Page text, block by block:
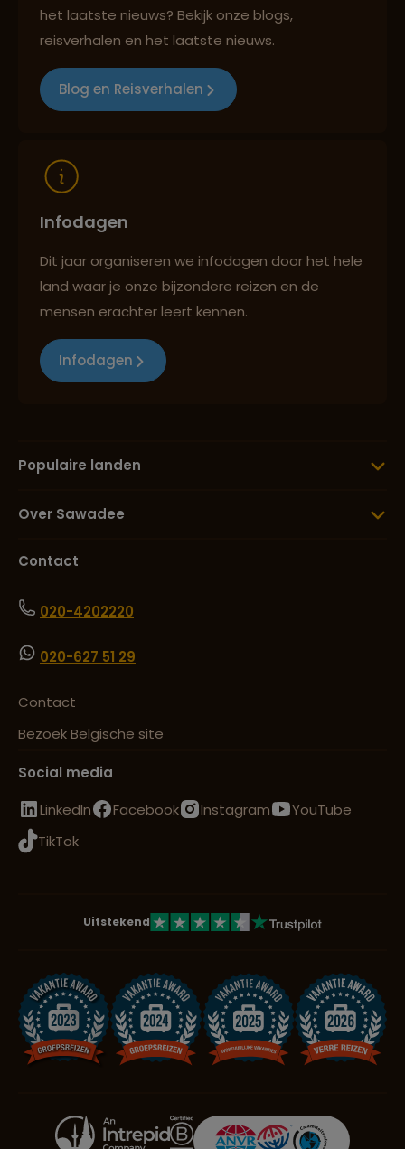
Best beoordeelde reisroutes
het laatste nieuws? Bekijk onze blogs,
reisverhalen en het laatste nieuws.
Blog en Reisverhalen
Infodagen
Dit jaar organiseren we infodagen door het hele
land waar je onze bijzondere reizen en de
mensen erachter leert kennen.
Infodagen
Populaire landen
Over Sawadee
Contact
020-4202220
020-627 51 29
Contact
Bezoek Belgische site
Social media
LinkedIn
Facebook Instagram
YouTube
TikTok
Uitstekend